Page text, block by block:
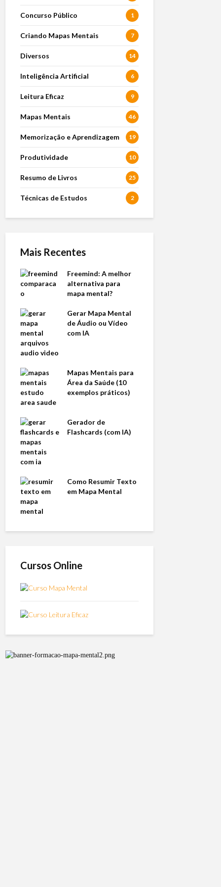
Concurso Público 1
Criando Mapas Mentais 7
Diversos 14
Inteligência Artificial 6
Leitura Eficaz 9
Mapas Mentais 46
Memorização e Aprendizagem 19
Produtividade 10
Resumo de Livros 25
Técnicas de Estudos 2
Mais Recentes
Freemind: A melhor
alternativa para
mapa mental?
Gerar Mapa Mental
de Áudio ou Vídeo
com IA
Mapas Mentais para
Área da Saúde (10
exemplos práticos)
Gerador de
Flashcards (com IA)
Como Resumir Texto
em Mapa Mental
Cursos Online